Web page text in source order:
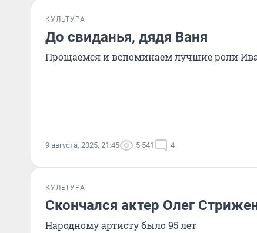
КУЛЬТУРА
До свиданья, дядя Ваня
Прощаемся и вспоминаем лучшие роли
9 августа, 2025, 21:45 5 541 4
КУЛЬТУРА
Скончался актер Олег
Народному артисту было 95 лет